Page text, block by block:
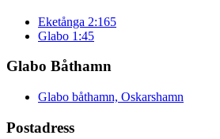
Eketånga 2:165
Glabo 1:45
Glabo Båthamn
Glabo båthamn, Oskarshamn
Postadress